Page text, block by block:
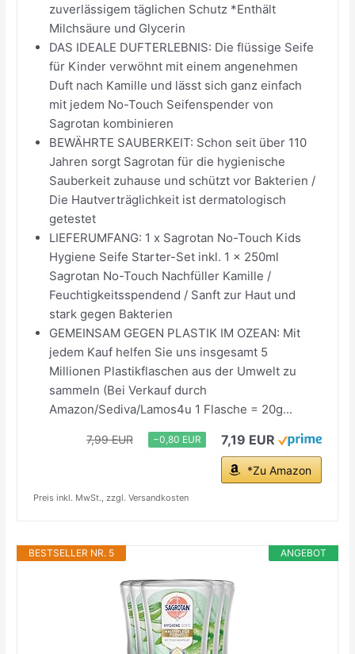
zuverlässigem täglichen Schutz *Enthält
Milchsäure und Glycerin
DAS IDEALE DUFTERLEBNIS: Die flüssige Seife
für Kinder verwöhnt mit einem angenehmen
Duft nach Kamille und lässt sich ganz einfach
mit jedem No-Touch Seifenspender von
Sagrotan kombinieren
BEWÄHRTE SAUBERKEIT: Schon seit über 110
Jahren sorgt Sagrotan für die hygienische
Sauberkeit zuhause und schützt vor Bakterien /
Die Hautverträglichkeit ist dermatologisch
getestet
LIEFERUMFANG: 1 x Sagrotan No-Touch Kids
Hygiene Seife Starter-Set inkl. 1 x 250ml
Sagrotan No-Touch Nachfüller Kamille /
Feuchtigkeitsspendend / Sanft zur Haut und
stark gegen Bakterien
GEMEINSAM GEGEN PLASTIK IM OZEAN: Mit
jedem Kauf helfen Sie uns insgesamt 5
Millionen Plastikflaschen aus der Umwelt zu
sammeln (Bei Verkauf durch
Amazon/Sediva/Lamos4u 1 Flasche = 20g...
7,99 EUR −0,80 EUR 7,19 EUR
*Zu Amazon
Preis inkl. MwSt., zzgl. Versandkosten
ANGEBOT
BESTSELLER NR. 5